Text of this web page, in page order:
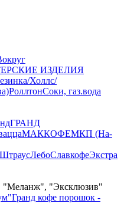
ИЗДЕЛИЯ
Холлс/
РоллтонСоки, газ.вода
ГРАНД
МАККОФЕМКП (На-
ШтраусЛебоСлавкофеЭкстра
"Меланж", "Эксклюзив"
Гранд кофе порошок -